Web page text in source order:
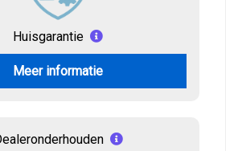
Huisgarantie
Meer informatie